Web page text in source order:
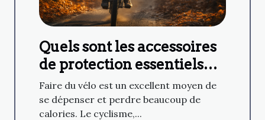
Quels sont les accessoires
de protection essentiels
pour faire du cyclisme ?
Faire du vélo est un excellent moyen de
se dépenser et perdre beaucoup de
calories. Le cyclisme,...